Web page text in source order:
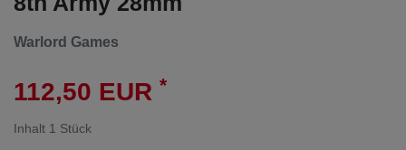
Warlord Games
112,50 EUR *
Inhalt 1 Stück